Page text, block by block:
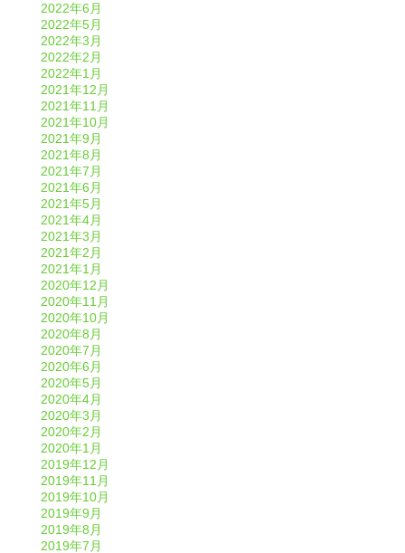
2022年6月
2022年5月
2022年3月
2022年2月
2022年1月
2021年12月
2021年11月
2021年10月
2021年9月
2021年8月
2021年7月
2021年6月
2021年5月
2021年4月
2021年3月
2021年2月
2021年1月
2020年12月
2020年11月
2020年10月
2020年8月
2020年7月
2020年6月
2020年5月
2020年4月
2020年3月
2020年2月
2020年1月
2019年12月
2019年11月
2019年10月
2019年9月
2019年8月
2019年7月